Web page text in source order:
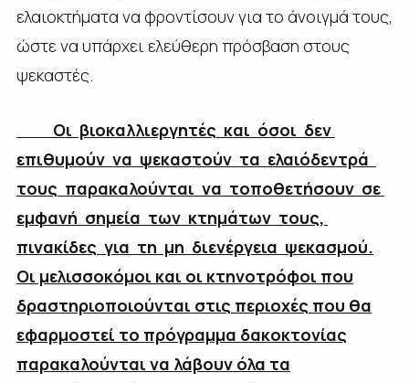
ελαιοκτήματα να φροντίσουν για το άνοιγμά τους,
ώστε να υπάρχει ελεύθερη πρόσβαση στους
ψεκαστές.
Οι βιοκαλλιεργητές και όσοι δεν
επιθυμούν να ψεκαστούν τα ελαιόδεντρά
τους παρακαλούνται να τοποθετήσουν σε
εμφανή σημεία των κτημάτων τους,
πινακίδες για τη μη διενέργεια ψεκασμού.
Οι μελισσοκόμοι και οι κτηνοτρόφοι που
δραστηριοποιούνται στις περιοχές που θα
εφαρμοστεί το πρόγραμμα δακοκτονίας
παρακαλούνται να λάβουν όλα τα